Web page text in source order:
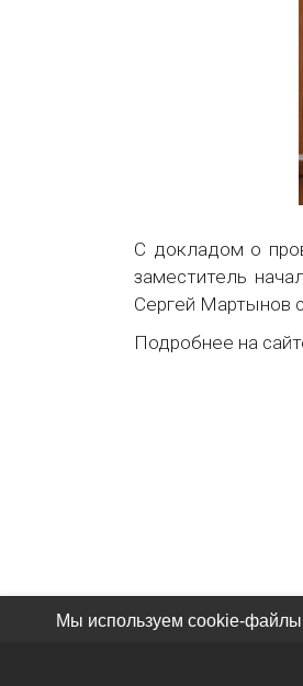
С докладом о
заместитель
Сергей Мартынов
Подробнее на
Мы используем cookie-файлы